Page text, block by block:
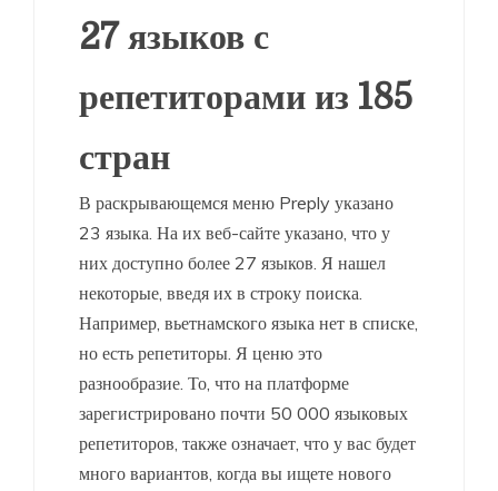
27 языков с
репетиторами из 185
стран
В раскрывающемся меню Preply указано
23 языка. На их веб-сайте указано, что у
них доступно более 27 языков. Я нашел
некоторые, введя их в строку поиска.
Например, вьетнамского языка нет в списке,
но есть репетиторы. Я ценю это
разнообразие. То, что на платформе
зарегистрировано почти 50 000 языковых
репетиторов, также означает, что у вас будет
много вариантов, когда вы ищете нового